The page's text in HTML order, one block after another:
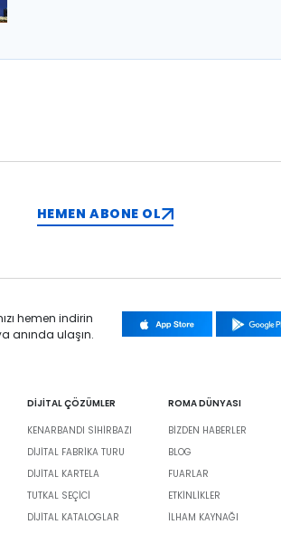
HEMEN ABONE OL
hemen indirin
anında ulaşın.
DİJİTAL ÇÖZÜMLER
KENARBANDI SİHİRBAZI
DIJITAL FABRIKA TURU
DİJİTAL KARTELA
TUTKAL SEÇİCİ
DIJITAL KATALOGLAR
ROMA DÜNYASI
BIZDEN HABERLER
BLOG
FUARLAR
ETKINLIKLER
İLHAM KAYNAĞI